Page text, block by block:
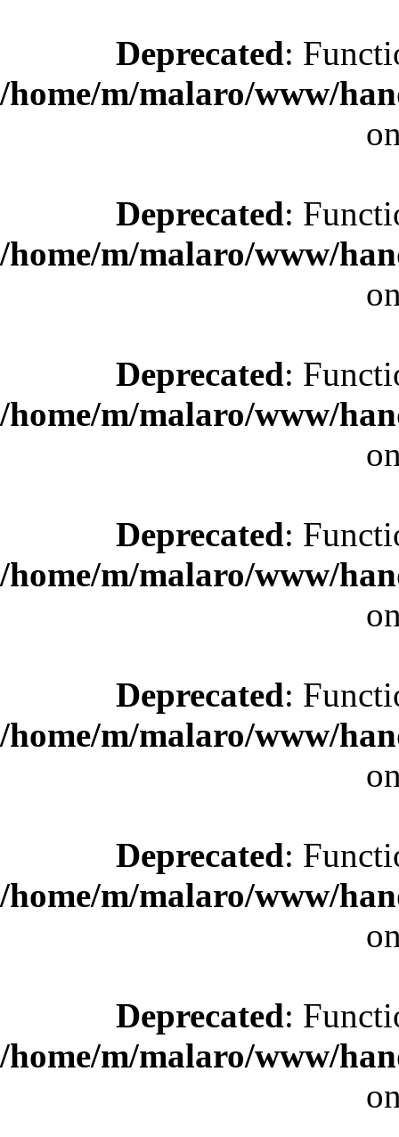
Deprecated:
/home/m/malaro/www/
Deprecated:
/home/m/malaro/www/
Deprecated:
/home/m/malaro/www/
Deprecated:
/home/m/malaro/www/
Deprecated:
/home/m/malaro/www/
Deprecated:
/home/m/malaro/www/
Deprecated:
/home/m/malaro/www/